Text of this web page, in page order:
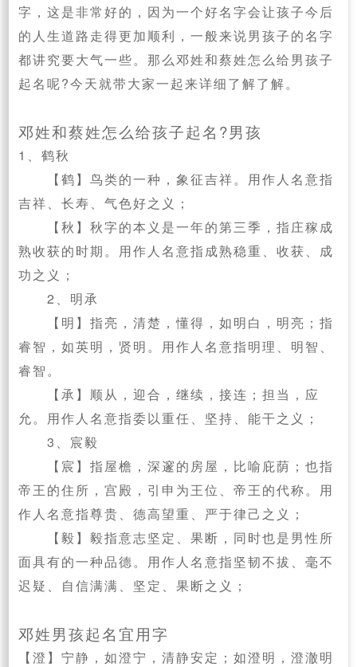
字，这是非常好的，因为一个好名字会让孩子今后
的人生道路走得更加顺利，一般来说男孩子的名字
都讲究要大气一些。那么邓姓和蔡姓怎么给男孩子
起名呢?今天就带大家一起来详细了解了解。
邓姓和蔡姓怎么给孩子起名?男孩
1、鹤秋
【鹤】鸟类的一种，象征吉祥。用作人名意指
吉祥、长寿、气色好之义；
【秋】秋字的本义是一年的第三季，指庄稼成
熟收获的时期。用作人名意指成熟稳重、收获、成
功之义；
2、明承
【明】指亮，清楚，懂得，如明白，明亮；指
睿智，如英明，贤明。用作人名意指明理、明智、
睿智。
【承】顺从，迎合，继续，接连；担当，应
允。用作人名意指委以重任、坚持、能干之义；
3、宸毅
【宸】指屋檐，深邃的房屋，比喻庇荫；也指
帝王的住所，宫殿，引申为王位、帝王的代称。用
作人名意指尊贵、德高望重、严于律己之义；
【毅】毅指意志坚定、果断，同时也是男性所
面具有的一种品德。用作人名意指坚韧不拔、毫不
迟疑、自信满满、坚定、果断之义；
邓姓男孩起名宜用字
【澄】宁静，如澄宁，清静安定；如澄明，澄澈明